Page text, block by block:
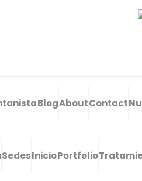
BlogAboutContact
SedesInicioPortfolio